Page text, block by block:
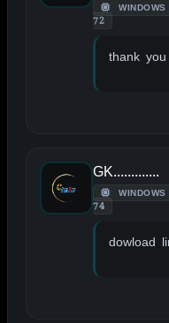
72
thank you
GK.............
74
dowload